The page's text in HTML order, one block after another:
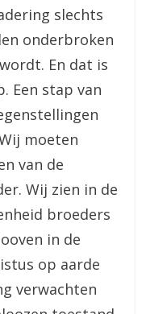
slechts
onderbroken
En dat is
Een stap van
moeten
van de
Wij zien in de
broeders
in de
op aarde
verwachten